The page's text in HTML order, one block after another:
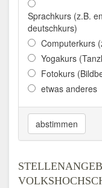
Sprachkurs (z.B.
deutschkurs)
Computerkurs
Yogakurs
Fotokurs
etwas anderes
abstimmen